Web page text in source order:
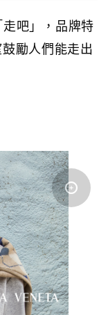
吧」，品牌特
勵人們能走出